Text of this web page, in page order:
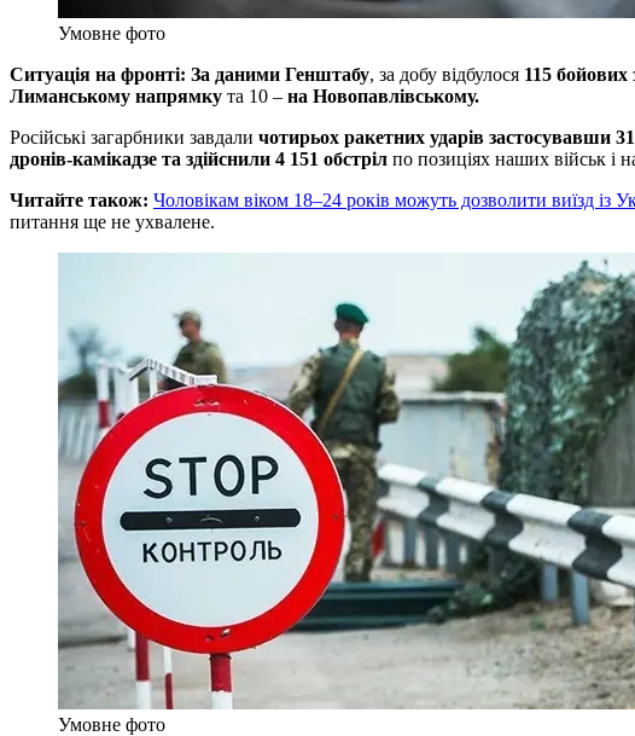
Умовне фото
Ситуація на фронті: За даними Генштабу, за добу відбулося 115 бойових
Лиманському напрямку та 10 – на Новопавлівському.
Російські загарбники завдали чотирьох ракетних ударів застосувавши
дронів-камікадзе та здійснили 4 151 обстріл по позиціях наших військ і
Читайте також: Чоловікам віком 18–24 років можуть дозволити виїзд із
питання ще не ухвалене.
Умовне фото